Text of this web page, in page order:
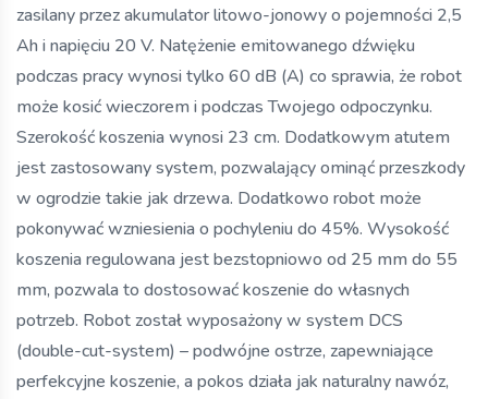
zasilany przez akumulator litowo-jonowy o pojemności 2,5
Ah i napięciu 20 V. Natężenie emitowanego dźwięku
podczas pracy wynosi tylko 60 dB (A) co sprawia, że robot
może kosić wieczorem i podczas Twojego odpoczynku.
Szerokość koszenia wynosi 23 cm. Dodatkowym atutem
jest zastosowany system, pozwalający ominąć przeszkody
w ogrodzie takie jak drzewa. Dodatkowo robot może
pokonywać wzniesienia o pochyleniu do 45%. Wysokość
koszenia regulowana jest bezstopniowo od 25 mm do 55
mm, pozwala to dostosować koszenie do własnych
potrzeb. Robot został wyposażony w system DCS
(double-cut-system) – podwójne ostrze, zapewniające
perfekcyjne koszenie, a pokos działa jak naturalny nawóz,